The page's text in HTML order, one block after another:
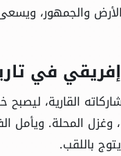
والجمهور،
في
القارية،
وغزل المحلة.
باللقب.